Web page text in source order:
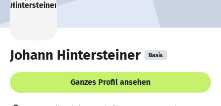
Johann Hintersteiner Basis
Ganzes Profil ansehen